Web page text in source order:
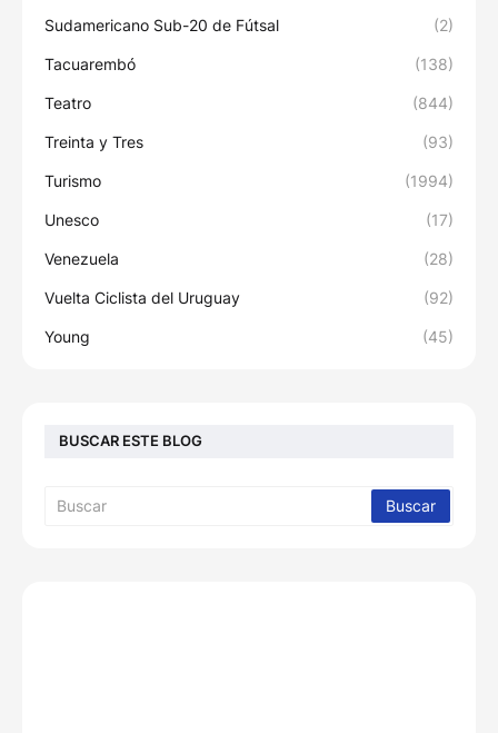
Sudamericano Sub-20 de Fútsal (2)
Tacuarembó (138)
Teatro (844)
Treinta y Tres (93)
Turismo (1994)
Unesco (17)
Venezuela (28)
Vuelta Ciclista del Uruguay (92)
Young (45)
BUSCAR ESTE BLOG